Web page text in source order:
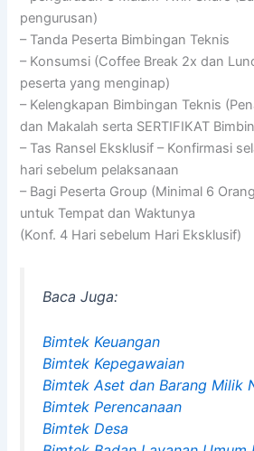
pengurusan)
– Tanda Peserta Bimbingan Teknis
– Konsumsi (Coffee Break 2x dan
peserta yang menginap)
– Kelengkapan Bimbingan Teknis
dan Makalah serta SERTIFIKAT
– Tas Ransel Eksklusif – Konfirmasi
hari sebelum pelaksanaan
– Bagi Peserta Group (Minimal 6
untuk Tempat dan Waktunya
(Konf. 4 Hari sebelum Hari Eksklusif)
Baca Juga:
Bimtek Keuangan
Bimtek Kepegawaian
Bimtek Aset dan Barang Milik
Bimtek Perencanaan
Bimtek Desa